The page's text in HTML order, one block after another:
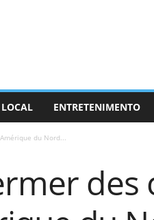
LOCAL ENTRETENIMENTO
du Nord...
des